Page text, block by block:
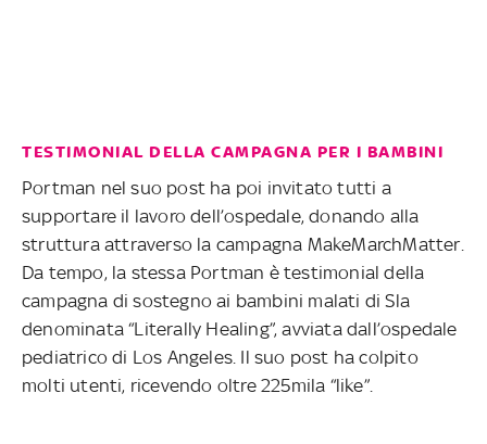
TESTIMONIAL DELLA CAMPAGNA PER I BAMBINI
Portman nel suo post ha poi invitato tutti a
supportare il lavoro dell’ospedale, donando alla
struttura attraverso la campagna MakeMarchMatter.
Da tempo, la stessa Portman è testimonial della
campagna di sostegno ai bambini malati di Sla
denominata “Literally Healing”, avviata dall’ospedale
pediatrico di Los Angeles. Il suo post ha colpito
molti utenti, ricevendo oltre 225mila “like”.